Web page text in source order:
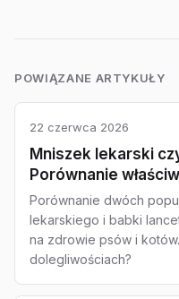
POWIĄZANE ARTYKUŁY
22 czerwca 2026
Mniszek lekarski
Porównanie
Porównanie dwóch
lekarskiego i babki
na zdrowie psów i
dolegliwościach?